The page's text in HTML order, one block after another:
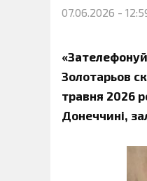
07.06.2026 -
Золотарьов
травня 2026
Донеччині,